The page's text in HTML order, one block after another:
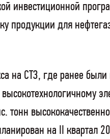
инвестиционной
продукции для
на СТЗ, где ранее
на II квартал